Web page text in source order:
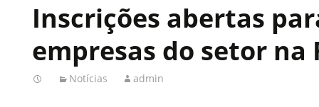
Inscrições abertas
empresas do setor na
Notícias admin